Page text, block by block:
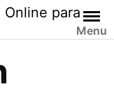
para
Menu